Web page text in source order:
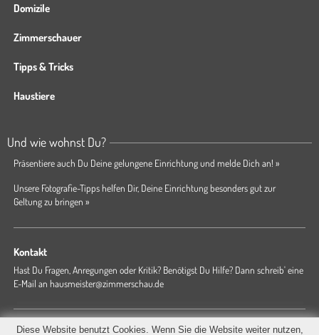
Domizile
Zimmerschauer
Tipps & Tricks
Haustiere
Und wie wohnst Du?
Präsentiere auch Du Deine gelungene Einrichtung und melde Dich an! »
Unsere Fotografie-Tipps helfen Dir, Deine Einrichtung besonders gut zur
Geltung zu bringen »
Kontakt
Hast Du Fragen, Anregungen oder Kritik? Benötigst Du Hilfe? Dann schreib' eine
E-Mail an hausmeister@zimmerschau.de
Forum Magazin AGB Presse Datenschutz Impressum
Diese Website benutzt Cookies. Wenn Sie die Website weiter nutzen,